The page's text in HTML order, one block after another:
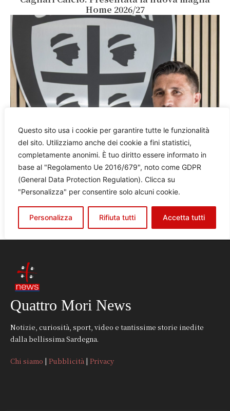
Quattro Mori News
Notizie, curiosità, sport, video e tantissime storie inedite
dalla bellissima Sardegna.
Chi siamo | Pubblicità | Privacy